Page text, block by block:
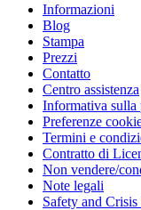
Informazioni
Blog
Stampa
Prezzi
Contatto
Centro assistenza
Informativa sulla
Preferenze
Termini e
Contratto di
Non vendere/
Note legali
Safety and Crisis